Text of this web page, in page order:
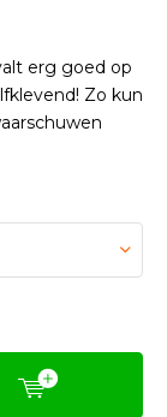
erg goed op
Zo kun